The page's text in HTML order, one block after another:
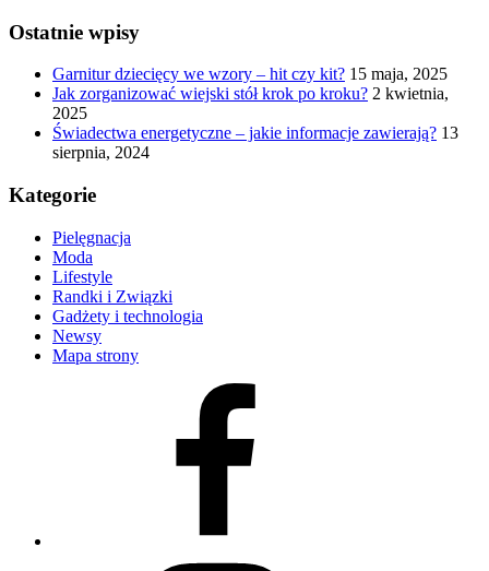
Ostatnie wpisy
Garnitur dziecięcy we wzory – hit czy kit? 15 maja, 2025
Jak zorganizować wiejski stół krok po kroku? 2 kwietnia,
2025
Świadectwa energetyczne – jakie informacje zawierają? 13
sierpnia, 2024
Kategorie
Pielęgnacja
Moda
Lifestyle
Randki i Związki
Gadżety i technologia
Newsy
Mapa strony